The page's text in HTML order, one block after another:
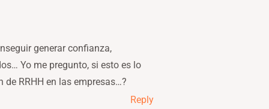
generar confianza,
Yo me pregunto, si esto es lo
RRHH en las empresas…?
Reply